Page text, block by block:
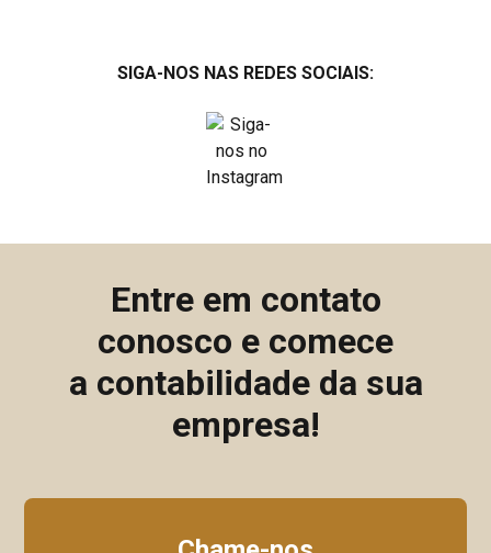
SIGA-NOS NAS REDES SOCIAIS:
Entre em contato
conosco e comece
a contabilidade da sua
empresa!